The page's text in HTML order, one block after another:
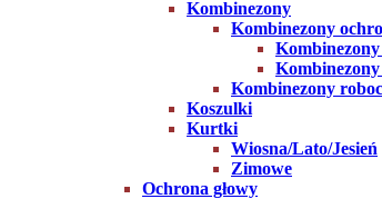
Kombinezony
Kombinezony
Kombinezony
Koszulki
Kurtki
Wiosna/Lato/Jesień
Zimowe
Ochrona głowy